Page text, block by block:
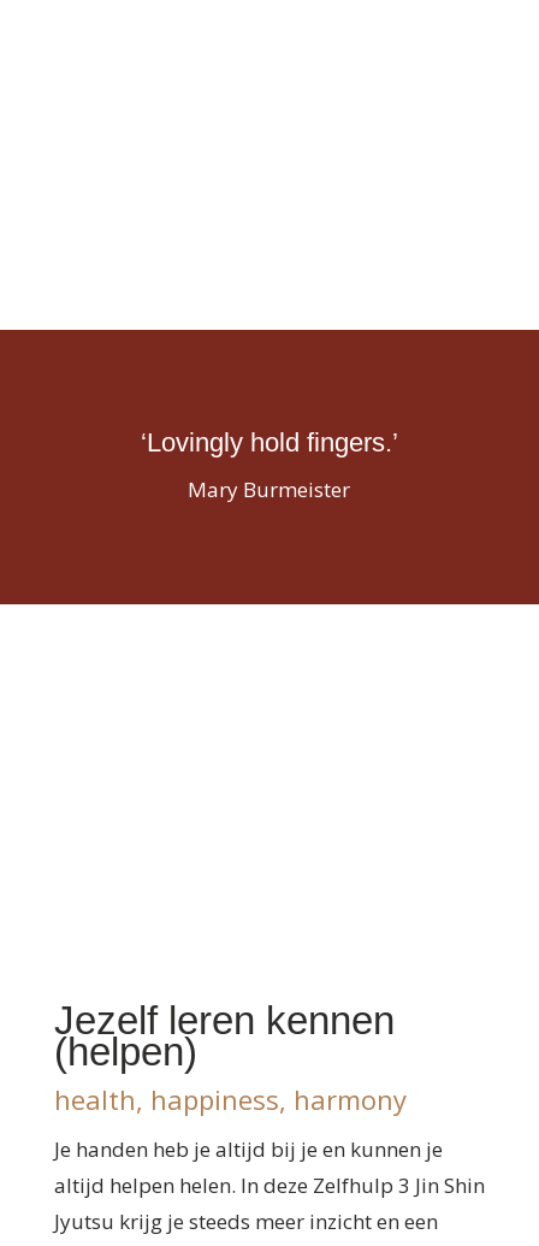
‘Lovingly hold fingers.’
Mary Burmeister
Jezelf leren kennen
(helpen)
health, happiness, harmony
Je handen heb je altijd bij je en kunnen je
altijd helpen helen. In deze Zelfhulp 3 Jin Shin
Jyutsu krijg je steeds meer inzicht en een